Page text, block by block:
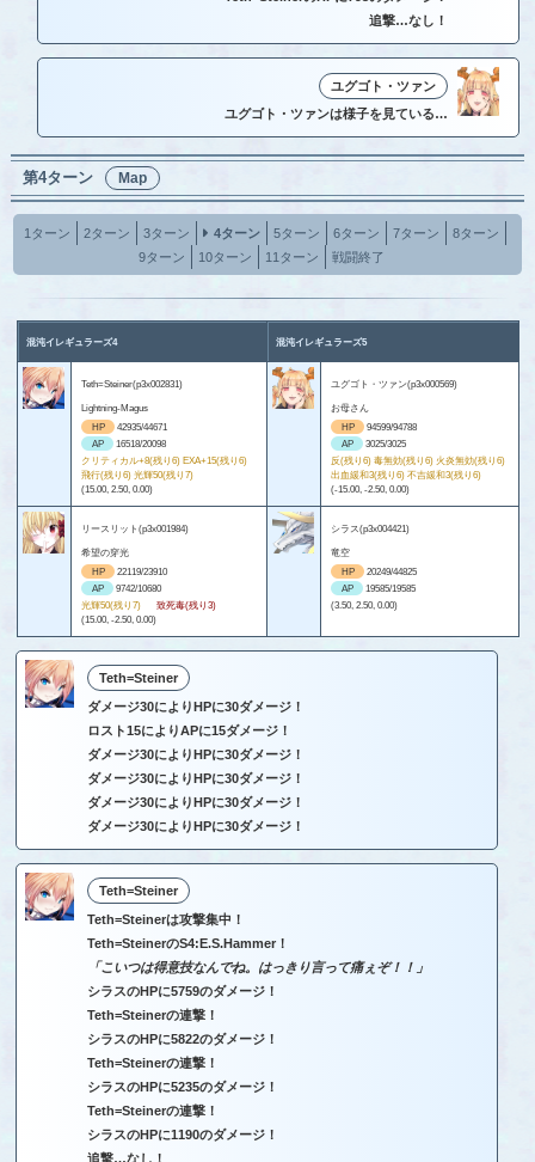
追撃…なし！
ユグゴト・ツァン
ユグゴト・ツァンは様子を見ている…
第4ターン Map
1ターン 2ターン 3ターン 4ターン 5ターン 6ターン 7ターン
8ターン
9ターン
10ターン 11ターン 戦闘終了
混沌イレギュラーズ4 混沌イレギュラーズ5
Teth=Steiner(p3x002831)
Lightning-Magus
HP
42935/44671
AP
16518/20098
クリティカル+8(残り6) EXA+15(残り6)
飛行(残り6) 光輝50(残り7)
(15.00, 2.50, 0.00)
ユグゴト・ツァン(p3x000569)
お母さん
HP
94599/94788
AP
3025/3025
反(残り6) 毒無効(残り6) 火炎無効(残り6)
出血緩和3(残り6) 不吉緩和3(残り6)
(-15.00, -2.50, 0.00)
リースリット(p3x001984)
希望の穿光
HP
22119/23910
AP
9742/10680
光輝50(残り7)
致死毒(残り3)
(15.00, -2.50, 0.00)
シラス(p3x004421)
竜空
HP
20249/44825
AP
19585/19585
(3.50, 2.50, 0.00)
Teth=Steiner
ダメージ30によりHPに30ダメージ！
ロスト15によりAPに15ダメージ！
ダメージ30によりHPに30ダメージ！
ダメージ30によりHPに30ダメージ！
ダメージ30によりHPに30ダメージ！
ダメージ30によりHPに30ダメージ！
Teth=Steiner
Teth=Steinerは攻撃集中！
Teth=SteinerのS4:E.S.Hammer！
「こいつは得意技なんでね。はっきり言って痛ぇぞ！！」
シラスのHPに5759のダメージ！
Teth=Steinerの連撃！
シラスのHPに5822のダメージ！
Teth=Steinerの連撃！
シラスのHPに5235のダメージ！
Teth=Steinerの連撃！
シラスのHPに1190のダメージ！
追撃…なし！